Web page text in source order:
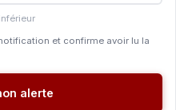
et confirme avoir lu la
alerte